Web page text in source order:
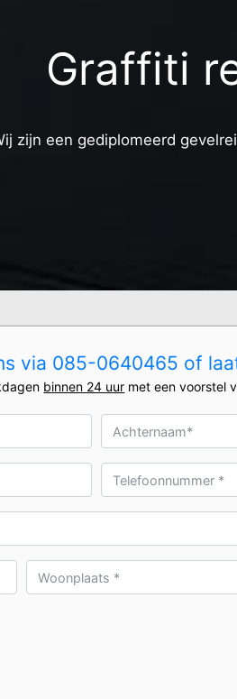
Graffiti
zijn een gediplomeerd
via 085-0640465 of
binnen 24 uur met een voorstel